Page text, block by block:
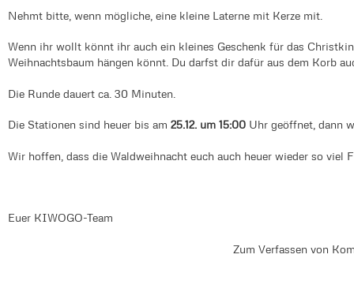
Nehmt bitte, wenn mögliche, eine kleine Laterne mit Kerze mit.
Wenn ihr wollt könnt ihr auch ein kleines Geschenk für das
Weihnachtsbaum hängen könnt. Du darfst dir dafür aus dem Korb
Die Runde dauert ca. 30 Minuten.
Die Stationen sind heuer bis am 25.12. um 15:00 Uhr geöffnet, dann
Wir hoffen, dass die Waldweihnacht euch auch heuer wieder so viel
Euer KIWOGO-Team
Zum Verfassen von